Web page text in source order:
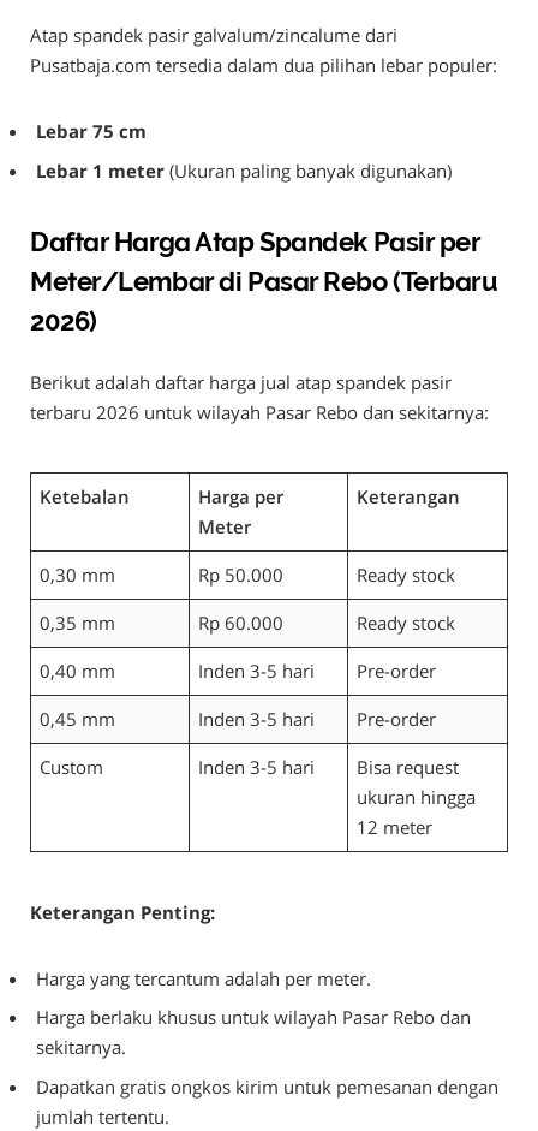
Atap spandek pasir galvalum/zincalume dari
Pusatbaja.com tersedia dalam dua pilihan lebar populer:
Lebar 75 cm
Lebar 1 meter (Ukuran paling banyak digunakan)
Daftar Harga Atap Spandek Pasir per
Meter/Lembar di Pasar Rebo (Terbaru
2026)
Berikut adalah daftar harga jual atap spandek pasir
terbaru 2026 untuk wilayah Pasar Rebo dan sekitarnya:
Ketebalan
Harga per
Meter
Keterangan
0,30 mm Rp 50.000
Ready stock
0,35 mm
Rp 60.000
Ready stock
0,40 mm
Inden 3-5 hari
Pre-order
0,45 mm
Inden 3-5 hari
Pre-order
Custom
Inden 3-5 hari
Bisa request
ukuran hingga
12 meter
Keterangan Penting:
Harga yang tercantum adalah per meter.
Harga berlaku khusus untuk wilayah Pasar Rebo dan
sekitarnya.
Dapatkan gratis ongkos kirim untuk pemesanan dengan
jumlah tertentu.